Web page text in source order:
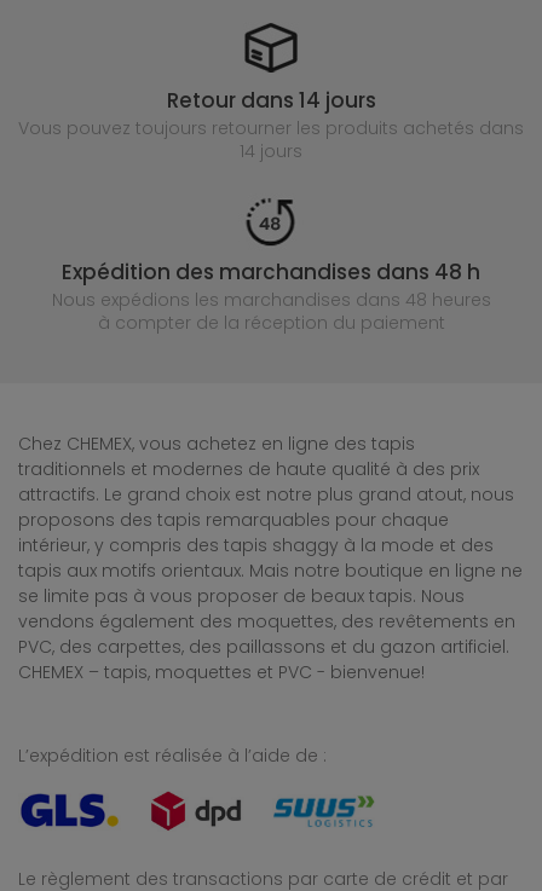
Retour dans 14 jours
Vous pouvez toujours retourner les produits achetés dans
14 jours
Expédition des marchandises dans 48 h
Nous expédions les marchandises dans 48 heures
à compter de la réception du paiement
Chez CHEMEX, vous achetez en ligne des tapis
traditionnels et modernes de haute qualité à des prix
attractifs. Le grand choix est notre plus grand atout, nous
proposons des tapis remarquables pour chaque
intérieur, y compris des tapis shaggy à la mode et des
tapis aux motifs orientaux. Mais notre boutique en ligne ne
se limite pas à vous proposer de beaux tapis. Nous
vendons également des moquettes, des revêtements en
PVC, des carpettes, des paillassons et du gazon artificiel.
CHEMEX – tapis, moquettes et PVC - bienvenue!
L’expédition est réalisée à l’aide de :
Le règlement des transactions par carte de crédit et par